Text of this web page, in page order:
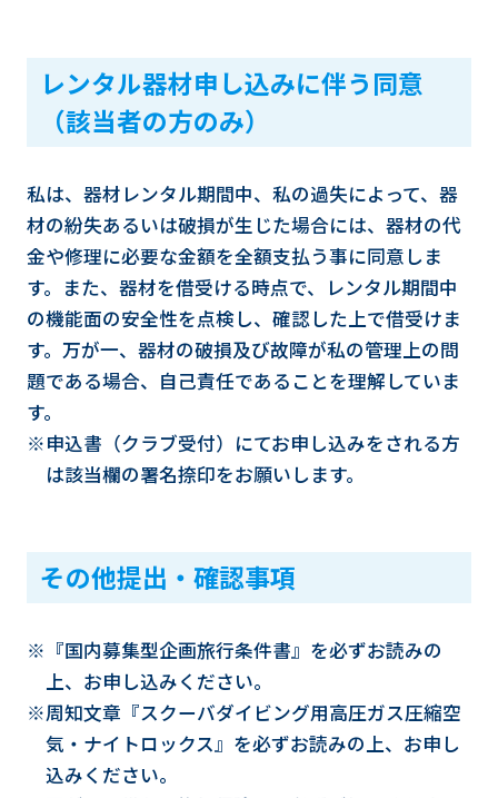
レンタル器材申し込みに伴う同意
（該当者の方のみ）
私は、器材レンタル期間中、私の過失によって、器
材の紛失あるいは破損が生じた場合には、器材の代
金や修理に必要な金額を全額支払う事に同意しま
す。また、器材を借受ける時点で、レンタル期間中
の機能面の安全性を点検し、確認した上で借受けま
す。万が一、器材の破損及び故障が私の管理上の問
題である場合、自己責任であることを理解していま
す。
※申込書（クラブ受付）にてお申し込みをされる方
は該当欄の署名捺印をお願いします。
その他提出・確認事項
※『国内募集型企画旅行条件書』を必ずお読みの
上、お申し込みください。
※周知文章『スクーバダイビング用高圧ガス圧縮空
気・ナイトロックス』を必ずお読みの上、お申し
込みください。